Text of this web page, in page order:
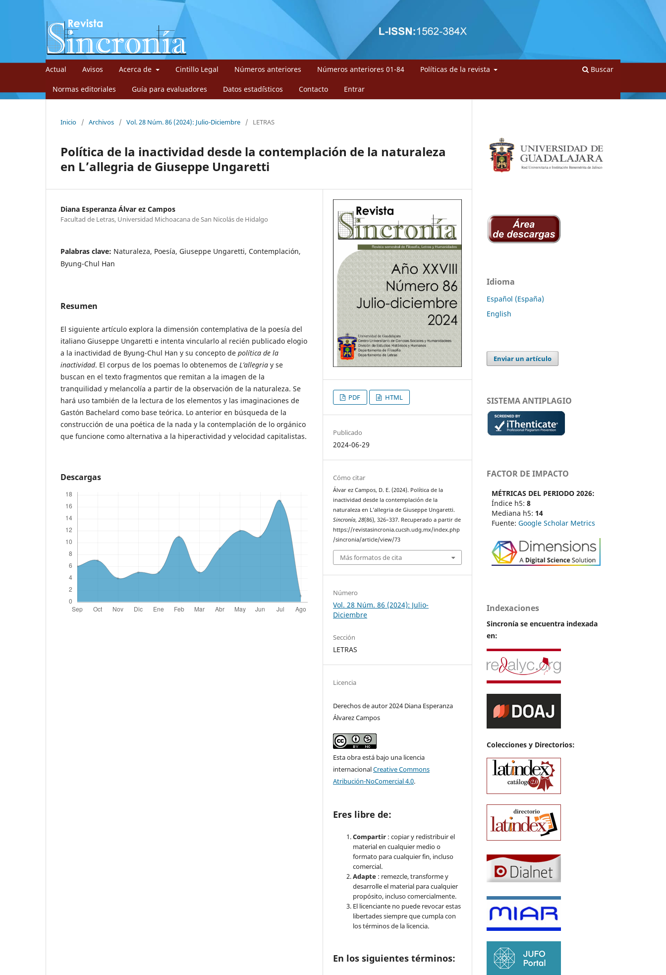
Actual Avisos Acerca de Cintillo Legal Números anteriores Números anteriores 01-84 Políticas de la revista
Normas editoriales Guía para evaluadores Datos estad´ísticos Contacto Entrar
Buscar
Inicio / Archivos / Vol. 28 Núm. 86 (2024): Julio-Diciembre / LETRAS
Política de la inactividad desde la contemplación de la naturaleza
en L’allegria de Giuseppe Ungaretti
Diana Esperanza Álvar ez Campos
Facultad de Letras, Universidad Michoacana de San Nicolás de Hidalgo
Palabras clave: Naturaleza, Poesía, Giuseppe Ungaretti, Contemplación,
Byung-Chul Han
Resumen
El siguiente artículo explora la dimensión contemplativa de la poesía del
italiano Giuseppe Ungaretti e intenta vincularlo al recién publicado elogio
a la inactividad de Byung-Chul Han y su concepto de política de la
inactividad. El corpus de los poemas lo obtenemos de L’allegria y se
buscan en el texto fragmentos que remitan a la imagen de la
tranquilidad y melancolía a partir de la observación de la naturaleza. Se
hará uso también de la lectura de los elementos y las imaginaciones de
Gastón Bachelard como base teórica. Lo anterior en búsqueda de la
construcción de una poética de la nada y la contemplación de lo orgánico
que funcione como alternativa a la hiperactividad y velocidad capitalistas.
Descargas
PDF HTML
Publicado
2024-06-29
Cómo citar
Álvar ez Campos, D. E. (2024). Política de la
inactividad desde la contemplación de la
naturaleza en L’allegria de Giuseppe Ungaretti.
Sincronía,28(86), 326–337. Recuperado a partir de
https://revistasincronia.cucsh.udg.mx/index.php
/sincronia/article/view/73
Más formatos de cita
Número
Vol. 28 Núm. 86 (2024): Julio-
Diciembre
Sección
LETRAS
Licencia
Derechos de autor 2024 Diana Esperanza
Álvarez Campos
Esta obra está bajo una licencia
internacionalCreative Commons
Atribución-NoComercial 4.0.
Eres libre de:
Compartir : copiar y redistribuir el
material en cualquier medio o
formato para cualquier fin, incluso
comercial.
Adapte : remezcle, transforme y
desarrolle el material para cualquier
propósito, incluso comercialmente.
El licenciante no puede revocar estas
libertades siempre que cumpla con
los términos de la licencia.
En los siguientes términos:
Idioma
Español (España)
English
Enviar un artículo
SISTEMA ANTIPLAGIO
FACTOR DE IMPACTO
MÉTRICAS DEL PERIODO 2026:
Índice h5: 8
Mediana h5: 14
Fuente: Google Scholar Metrics
Indexaciones
Sincronía se encuentra indexada
en:
Colecciones y Directorios: